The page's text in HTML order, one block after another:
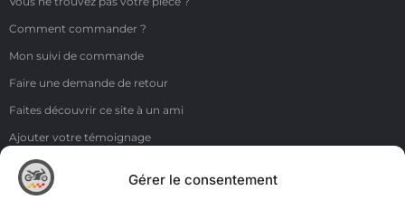
Gérer le consentement
Comment commander ?
Mon suivi de commande
Faire une demande de retour
Faites découvrir ce site à un ami
Ajouter votre témoignage
Voir tous les témoignages
Liens